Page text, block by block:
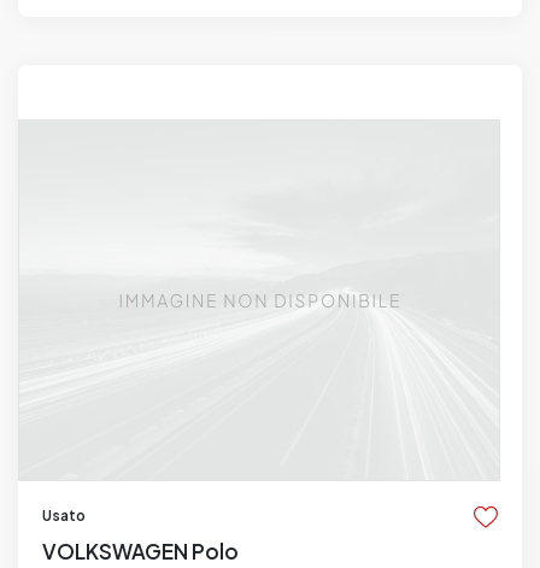
Usato
VOLKSWAGEN Polo